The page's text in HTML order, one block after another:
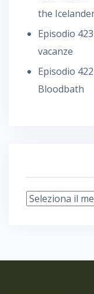
the
Episodio
vacanze
Episodio
Bloodbath
Archivi